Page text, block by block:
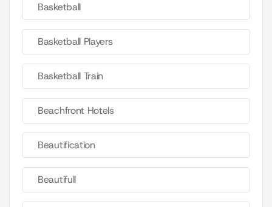
Basketball
Basketball Players
Basketball Train
Beachfront Hotels
Beautification
Beautifull